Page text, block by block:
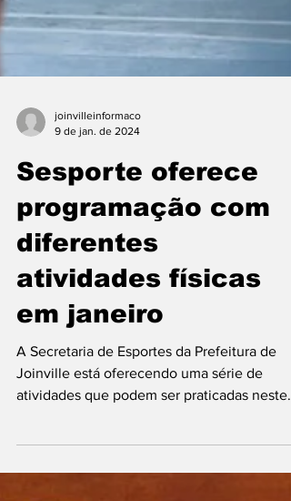
9 de jan. de 2024
Sesporte oferece
programação com
diferentes
atividades físicas
em janeiro
A Secretaria de Esportes da Prefeitura de
Joinville está oferecendo uma série de
mês de janeiro...